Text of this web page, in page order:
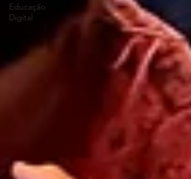
Educação
Digital